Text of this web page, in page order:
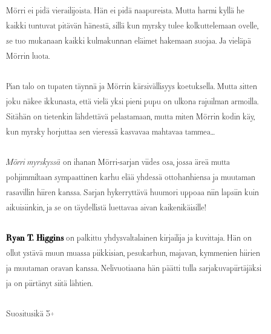
Mörri ei pidä vierailijoista. Hän ei pidä naapureista. Mutta harmi kyllä he
kaikki tuntuvat pitävän hänestä, sillä kun myrsky tulee kolkuttelemaan ovelle,
se tuo mukanaan kaikki kulmakunnan eläimet hakemaan suojaa. Ja vieläpä
Mörrin luota.
Pian talo on tupaten täynnä ja Mörrin kärsivällisyys koetuksella. Mutta sitten
joku näkee ikkunasta, että vielä yksi pieni pupu on ulkona rajuilman armoilla.
Sitähän on tietenkin lähdettävä pelastamaan, mutta miten Mörrin kodin käy,
kun myrsky horjuttaa sen vieressä kasvavaa mahtavaa tammea…
Mörri myrskyssä on ihanan Mörri-sarjan viides osa, jossa äreä mutta
pohjimmiltaan sympaattinen karhu elää yhdessä ottohanhiensa ja muutaman
rasavillin hiiren kanssa. Sarjan hykerryttävä huumori uppoaa niin lapsiin kuin
aikuisiinkin, ja se on täydellistä luettavaa aivan kaikenikäisille!
Ryan T. Higginson palkittu yhdysvaltalainen kirjailija ja kuvittaja. Hän on
ollut ystävä muun muassa piikkisian, pesukarhun, majavan, kymmenien hiirien
ja muutaman oravan kanssa. Nelivuotiaana hän päätti tulla sarjakuvapiirtäjäksi
ja on piirtänyt siitä lähtien.
Suositusikä 3+